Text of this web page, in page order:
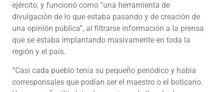
ejército, y funcionó como “una herramienta de
divulgación de lo que estaba pasando y de creación de
una opinión pública”, al filtrarse información a la prensa
que se estaba implantando masivamente en toda la
región y el país.
“Casi cada pueblo tenía su pequeño periódico y había
corresponsales que podían ser el maestro o el boticario.